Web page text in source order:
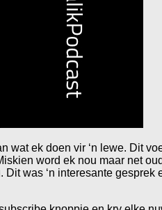
wat ek doen vir ‘n lewe. Dit
word ek nou maar net
was ‘n interesante gesprek